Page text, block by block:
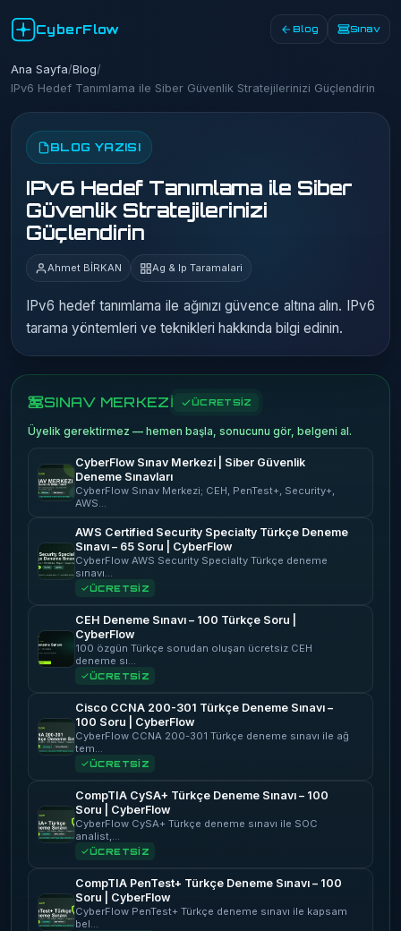
CyberFlow Blog Sınav
Ana Sayfa/Blog/
IPv6 Hedef Tanımlama ile Siber Güvenlik Stratejilerinizi Güçlendirin
BLOG YAZISI
IPv6 Hedef Tanımlama ile Siber
Güvenlik Stratejilerinizi
Güçlendirin
Ahmet BİRKAN Ag & Ip Taramalari
IPv6 hedef tanımlama ile ağınızı güvence altına alın. IPv6
tarama yöntemleri ve teknikleri hakkında bilgi edinin.
SINAV MERKEZİ ÜCRETSİZ
Üyelik gerektirmez — hemen başla, sonucunu gör, belgeni al.
CyberFlow Sınav Merkezi | Siber Güvenlik
Deneme Sınavları
CyberFlow Sınav Merkezi; CEH, PenTest+, Security+,
AWS…
AWS Certified Security Specialty Türkçe Deneme
Sınavı – 65 Soru | CyberFlow
CyberFlow AWS Security Specialty Türkçe deneme
sınavı…
ÜCRETSİZ
CEH Deneme Sınavı – 100 Türkçe Soru |
CyberFlow
100 özgün Türkçe sorudan oluşan ücretsiz CEH
deneme sı…
ÜCRETSİZ
Cisco CCNA 200-301 Türkçe Deneme Sınavı –
100 Soru | CyberFlow
CyberFlow CCNA 200-301 Türkçe deneme sınavı ile ağ
tem…
ÜCRETSİZ
CompTIA CySA+ Türkçe Deneme Sınavı – 100
Soru | CyberFlow
CyberFlow CySA+ Türkçe deneme sınavı ile SOC
analist,…
ÜCRETSİZ
CompTIA PenTest+ Türkçe Deneme Sınavı – 100
Soru | CyberFlow
CyberFlow PenTest+ Türkçe deneme sınavı ile kapsam
bel…